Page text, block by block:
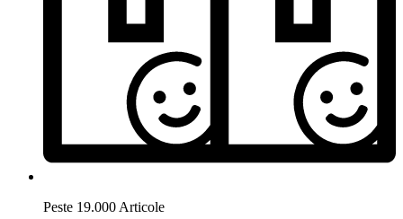
Peste 19.000 Articole